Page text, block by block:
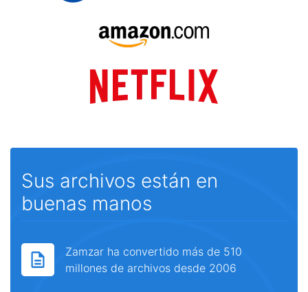
Sus archivos están en
buenas manos
Zamzar ha convertido más de 510
millones de archivos desde 2006